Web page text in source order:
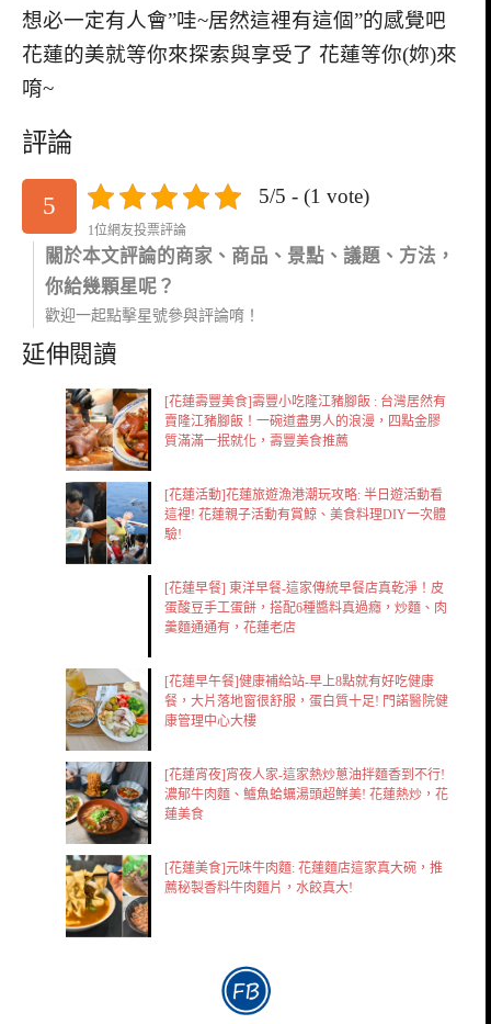
想必一定有人會”哇~居然這裡有這個”的感覺吧
花蓮的美就等你來探索與享受了 花蓮等你(妳)來
唷~
評論
5 5/5 - (1 vote)
1位網友投票評論
關於本文評論的商家、商品、景點、議題、方法，
你給幾顆星呢？
歡迎一起點擊星號參與評論唷！
延伸閱讀
[花蓮壽豐美食]壽豐小吃隆江豬腳飯 : 台灣居然有
賣隆江豬腳飯！一碗道盡男人的浪漫，四點金膠
質滿滿一抿就化，壽豐美食推薦
[花蓮活動]花蓮旅遊漁港潮玩攻略: 半日遊活動看
這裡! 花蓮親子活動有賞鯨、美食料理DIY一次體
驗!
[花蓮早餐] 東洋早餐-這家傳統早餐店真乾淨！皮
蛋酸豆手工蛋餅，搭配6種醬料真過癮，炒麵、肉
羹麵通通有，花蓮老店
[花蓮早午餐]健康補給站-早上8點就有好吃健康
餐，大片落地窗很舒服，蛋白質十足! 門諾醫院健
康管理中心大樓
[花蓮宵夜]宵夜人家-這家熱炒蔥油拌麵香到不行!
濃郁牛肉麵、鱸魚蛤蠣湯頭超鮮美! 花蓮熱炒，花
蓮美食
[花蓮美食]元味牛肉麵: 花蓮麵店這家真大碗，推
薦秘製香料牛肉麵片，水餃真大!